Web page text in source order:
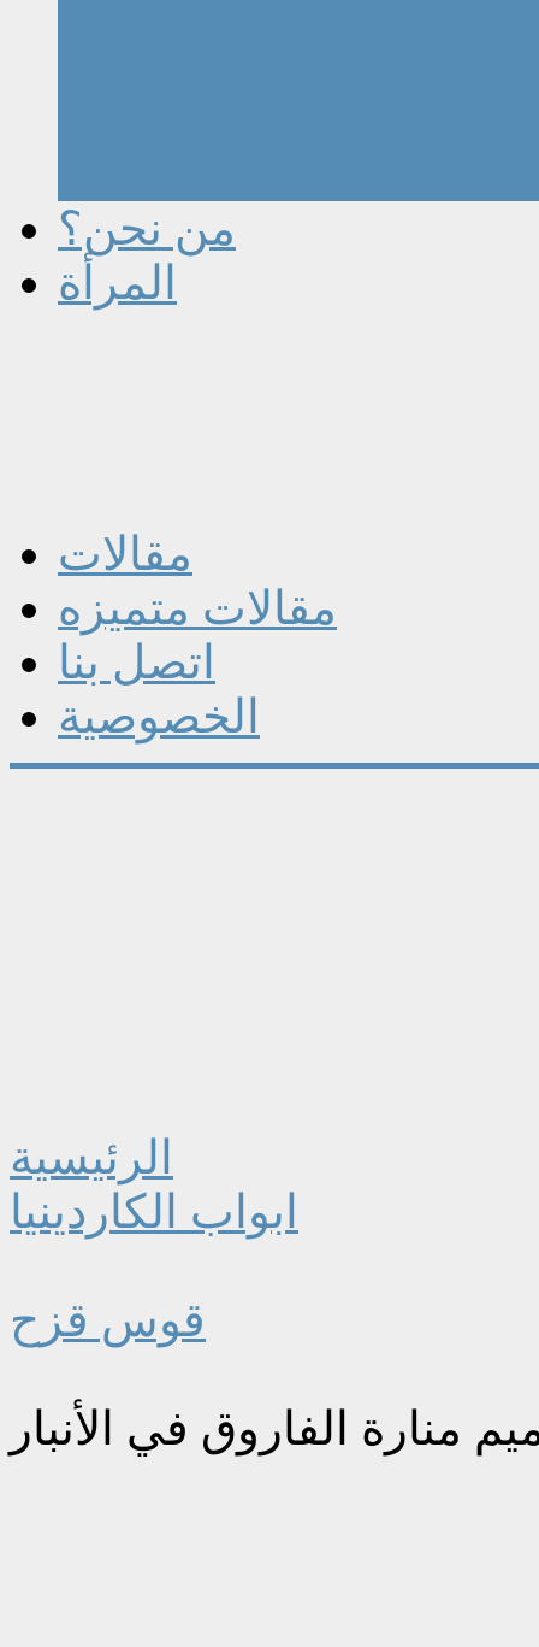
من نحن؟
المرأة
مقالات
مقالات متميزه
اتصل بنا
الخصوصية
الرئيسية
ابواب الكاردينيا
قوس قزح
منارة الفاروق في الأنبار